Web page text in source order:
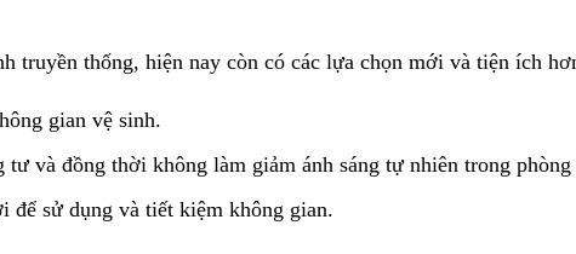
truyền thống, hiện nay còn có các lựa chọn mới và tiện ích
gian vệ sinh.
và đồng thời không làm giảm ánh sáng tự nhiên trong phòng
để sử dụng và tiết kiệm không gian.